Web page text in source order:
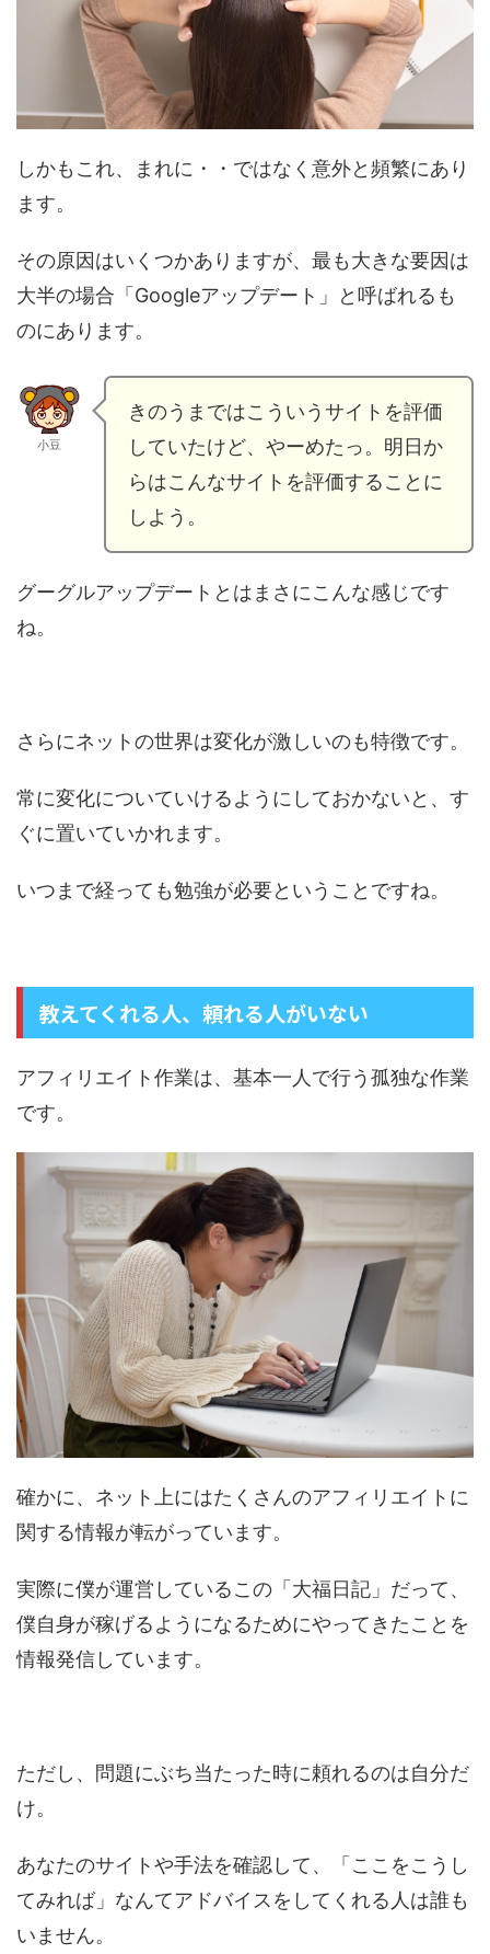
しかもこれ、まれに・・ではなく意外と頻繁にあり
ます。
その原因はいくつかありますが、最も大きな要因は
大半の場合「Googleアップデート」と呼ばれるも
のにあります。
小豆
きのうまではこういうサイトを評価
していたけど、やーめたっ。明日か
らはこんなサイトを評価することに
しよう。
グーグルアップデートとはまさにこんな感じです
ね。
さらにネットの世界は変化が激しいのも特徴です。
常に変化についていけるようにしておかないと、す
ぐに置いていかれます。
いつまで経っても勉強が必要ということですね。
教えてくれる人、頼れる人がいない
アフィリエイト作業は、基本一人で行う孤独な作業
です。
確かに、ネット上にはたくさんのアフィリエイトに
関する情報が転がっています。
実際に僕が運営しているこの「大福日記」だって、
僕自身が稼げるようになるためにやってきたことを
情報発信しています。
ただし、問題にぶち当たった時に頼れるのは自分だ
け。
あなたのサイトや手法を確認して、「ここをこうし
てみれば」なんてアドバイスをしてくれる人は誰も
いません。